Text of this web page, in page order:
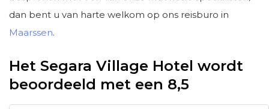
dan bent u van harte welkom op ons reisburo in
Maarssen.
Het Segara Village Hotel wordt
beoordeeld met een 8,5